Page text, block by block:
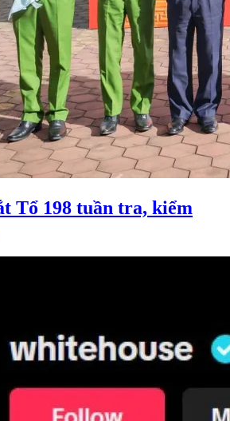
Tổ 198 tuần tra, kiểm